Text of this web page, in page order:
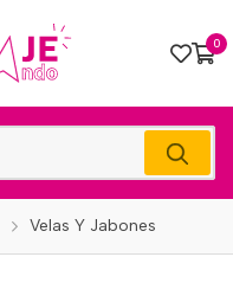
0
Velas Y Jabones